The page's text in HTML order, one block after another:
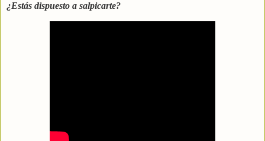
¿Estás dispuesto a salpicarte?